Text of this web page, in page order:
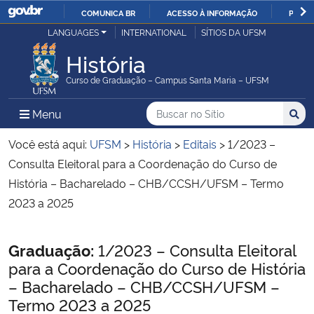
IR
COMUNICA BR ACESSO À INFORMAÇÃO
Ministério da Justiça e Segurança Pública
Ministério da Defesa
Ministério das Relações Exteriores
Ministério da Economia
Ministério da Agricultura, Pecuária e Abastecimento
Ministério da Educação
LANGUAGES INTERNATIONAL SÍTIOS DA UFSM
História
Curso de Graduação – Campus Santa Maria – UFSM
Menu Menu Principal do Sítio
Busca
Buscar no no Sítio
Busca:
Você está aqui: UFSM > História > Editais >1/2023 –
Consulta Eleitoral para a Coordenação do Curso de
História – Bacharelado – CHB/CCSH/UFSM – Termo
2023 a 2025
Início do conteúdo
Graduação: 1/2023 – Consulta Eleitoral
para a Coordenação do Curso de História
– Bacharelado – CHB/CCSH/UFSM –
Termo 2023 a 2025